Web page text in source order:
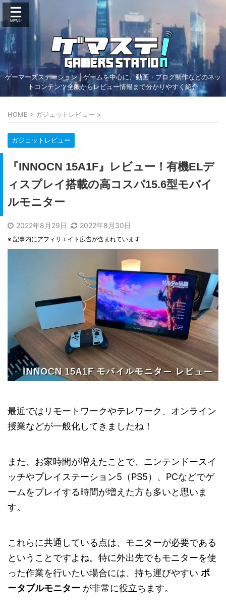
ゲーマーズステーション | ゲームを中心に、動画・ブログ制作などのネッ
トコンテンツ全般からレビュー情報まで分かりやすく紹介
HOME > ガジェットレビュー >
ガジェットレビュー
『INNOCN 15A1F』レビュー！有機ELデ
ィスプレイ搭載の高コスパ15.6型モバイ
ルモニター
2022年8月29日 2022年8月30日
※ 記事内にアフィリエイト広告が含まれています
最近ではリモートワークやテレワーク、オンライン
授業などが一般化してきましたね！
また、お家時間が増えたことで、ニンテンドースイ
ッチやプレイステーション5（PS5）、PCなどでゲ
ームをプレイする時間が増えた方も多いと思いま
す。
これらに共通している点は、モニターが必要である
ということですよね。特に外出先でもモニターを使
った作業を行いたい場合には、持ち運びやすい ポ
ータブルモニター が非常に役立ちます。